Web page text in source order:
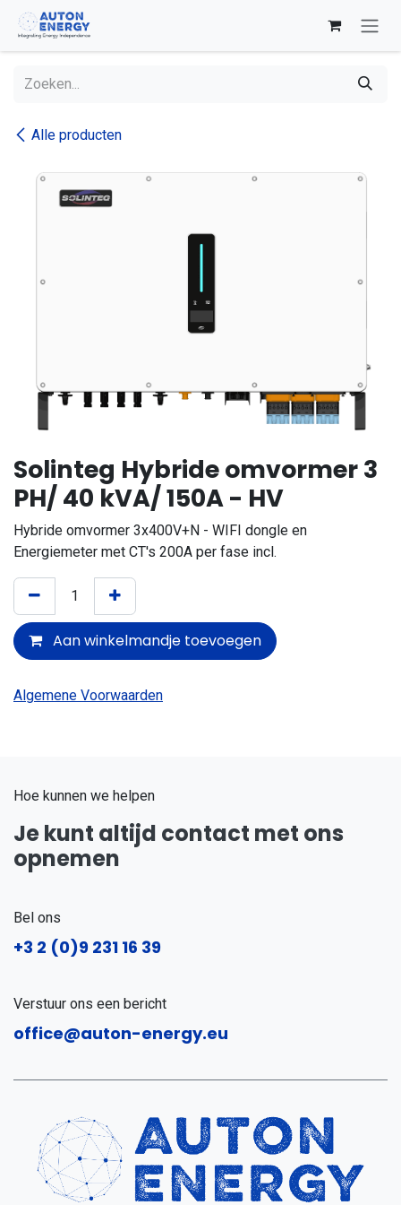
Overslaan naar inhoud
Alle producten
Solinteg Hybride omvormer 3
PH/ 40 kVA/ 150A - HV
Hybride omvormer 3x400V+N - WIFI dongle en
Energiemeter met CT's 200A per fase incl.
Aan winkelmandje toevoegen
Algemene Voorwaarden
Hoe kunnen we helpen
Je kunt altijd contact met ons
opnemen
Bel ons
+3 2 (0)9 231 16 39
Verstuur ons een bericht
office@auton-energy.eu